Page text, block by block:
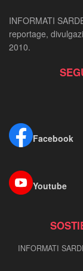
INFORMATI
reportage,
2010.
Facebook
Youtube
INFORMATI